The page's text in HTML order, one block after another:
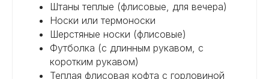
Штаны теплые (флисовые, для вечера)
Носки или термоноски
Шерстяные носки (флисовые)
Футболка (с длинным рукавом, с
коротким рукавом)
Теплая флисовая кофта с горловиной